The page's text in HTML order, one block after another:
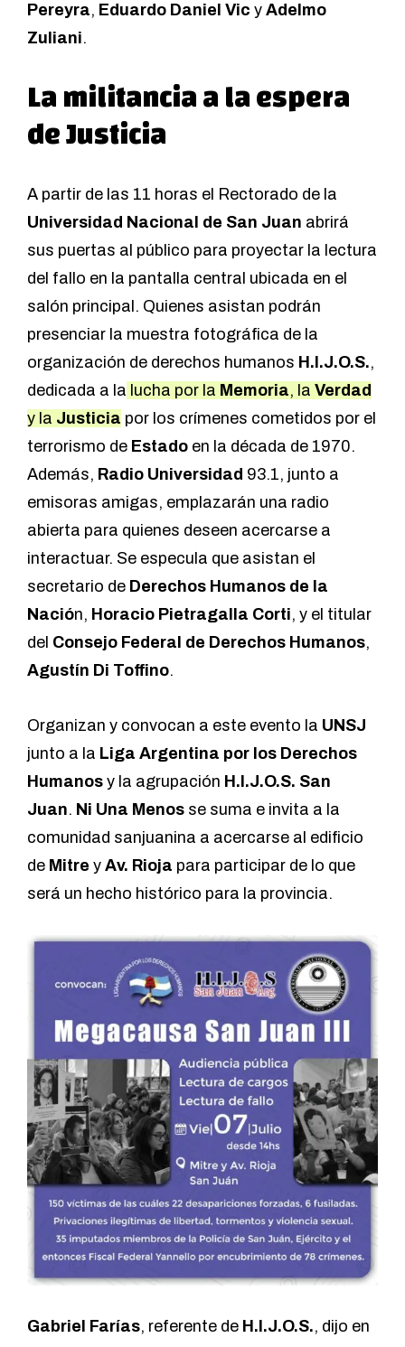
Pereyra, Eduardo Daniel Vic y Adelmo
Zuliani.
La militancia a la espera
de Justicia
A partir de las 11 horas el Rectorado de la
Universidad Nacional de San Juan abrirá
sus puertas al público para proyectar la lectura
del fallo en la pantalla central ubicada en el
salón principal. Quienes asistan podrán
presenciar la muestra fotográfica de la
organización de derechos humanos H.I.J.O.S.,
dedicada a la lucha por la Memoria, la Verdad
y la Justicia por los crímenes cometidos por el
terrorismo de Estado en la década de 1970.
Además, Radio Universidad 93.1, junto a
emisoras amigas, emplazarán una radio
abierta para quienes deseen acercarse a
interactuar. Se especula que asistan el
secretario de Derechos Humanos de la
Nación, Horacio Pietragalla Corti, y el titular
del Consejo Federal de Derechos Humanos,
Agustín Di Toffino.
Organizan y convocan a este evento la UNSJ
junto a la Liga Argentina por los Derechos
Humanos y la agrupación H.I.J.O.S. San
Juan. Ni Una Menos se suma e invita a la
comunidad sanjuanina a acercarse al edificio
de Mitre y Av. Rioja para participar de lo que
será un hecho histórico para la provincia.
Gabriel Farías, referente de H.I.J.O.S., dijo en